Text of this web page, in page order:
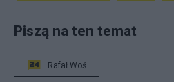
Piszą na ten temat
Rafał Woś